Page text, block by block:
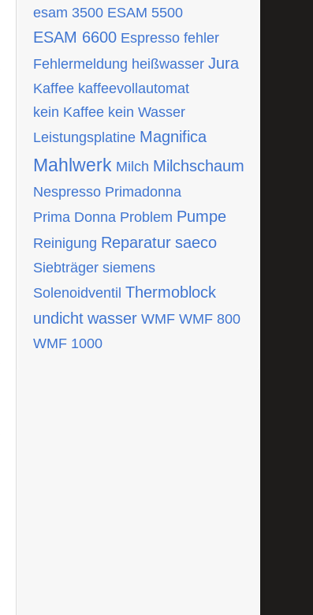
esam 3500 ESAM 5500
ESAM 6600 Espresso fehler
Fehlermeldung heißwasser Jura
Kaffee kaffeevollautomat
kein Kaffee kein Wasser
Leistungsplatine Magnifica
Mahlwerk Milch Milchschaum
Nespresso Primadonna
Prima Donna Problem Pumpe
Reinigung Reparatur saeco
Siebträger siemens
Solenoidventil Thermoblock
undicht wasser WMF WMF 800
WMF 1000